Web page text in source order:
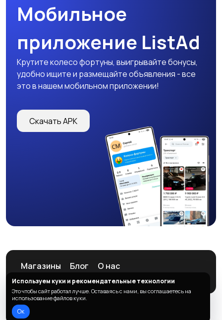
Мобильное
приложение ListAd
Крутите колесо фортуны, выигрывайте бонусы,
удобно ищите и размещайте объявления - все
это в нашем мобильном приложении!
Скачать APK
Магазины Блог
О нас
Служба поддержки
© 2026 ListAd
Используем куки и рекомендательные технологии
Это чтобы сайт работал лучше. Оставаясь с нами, вы соглашаетесь на
использование файлов куки.
Ок